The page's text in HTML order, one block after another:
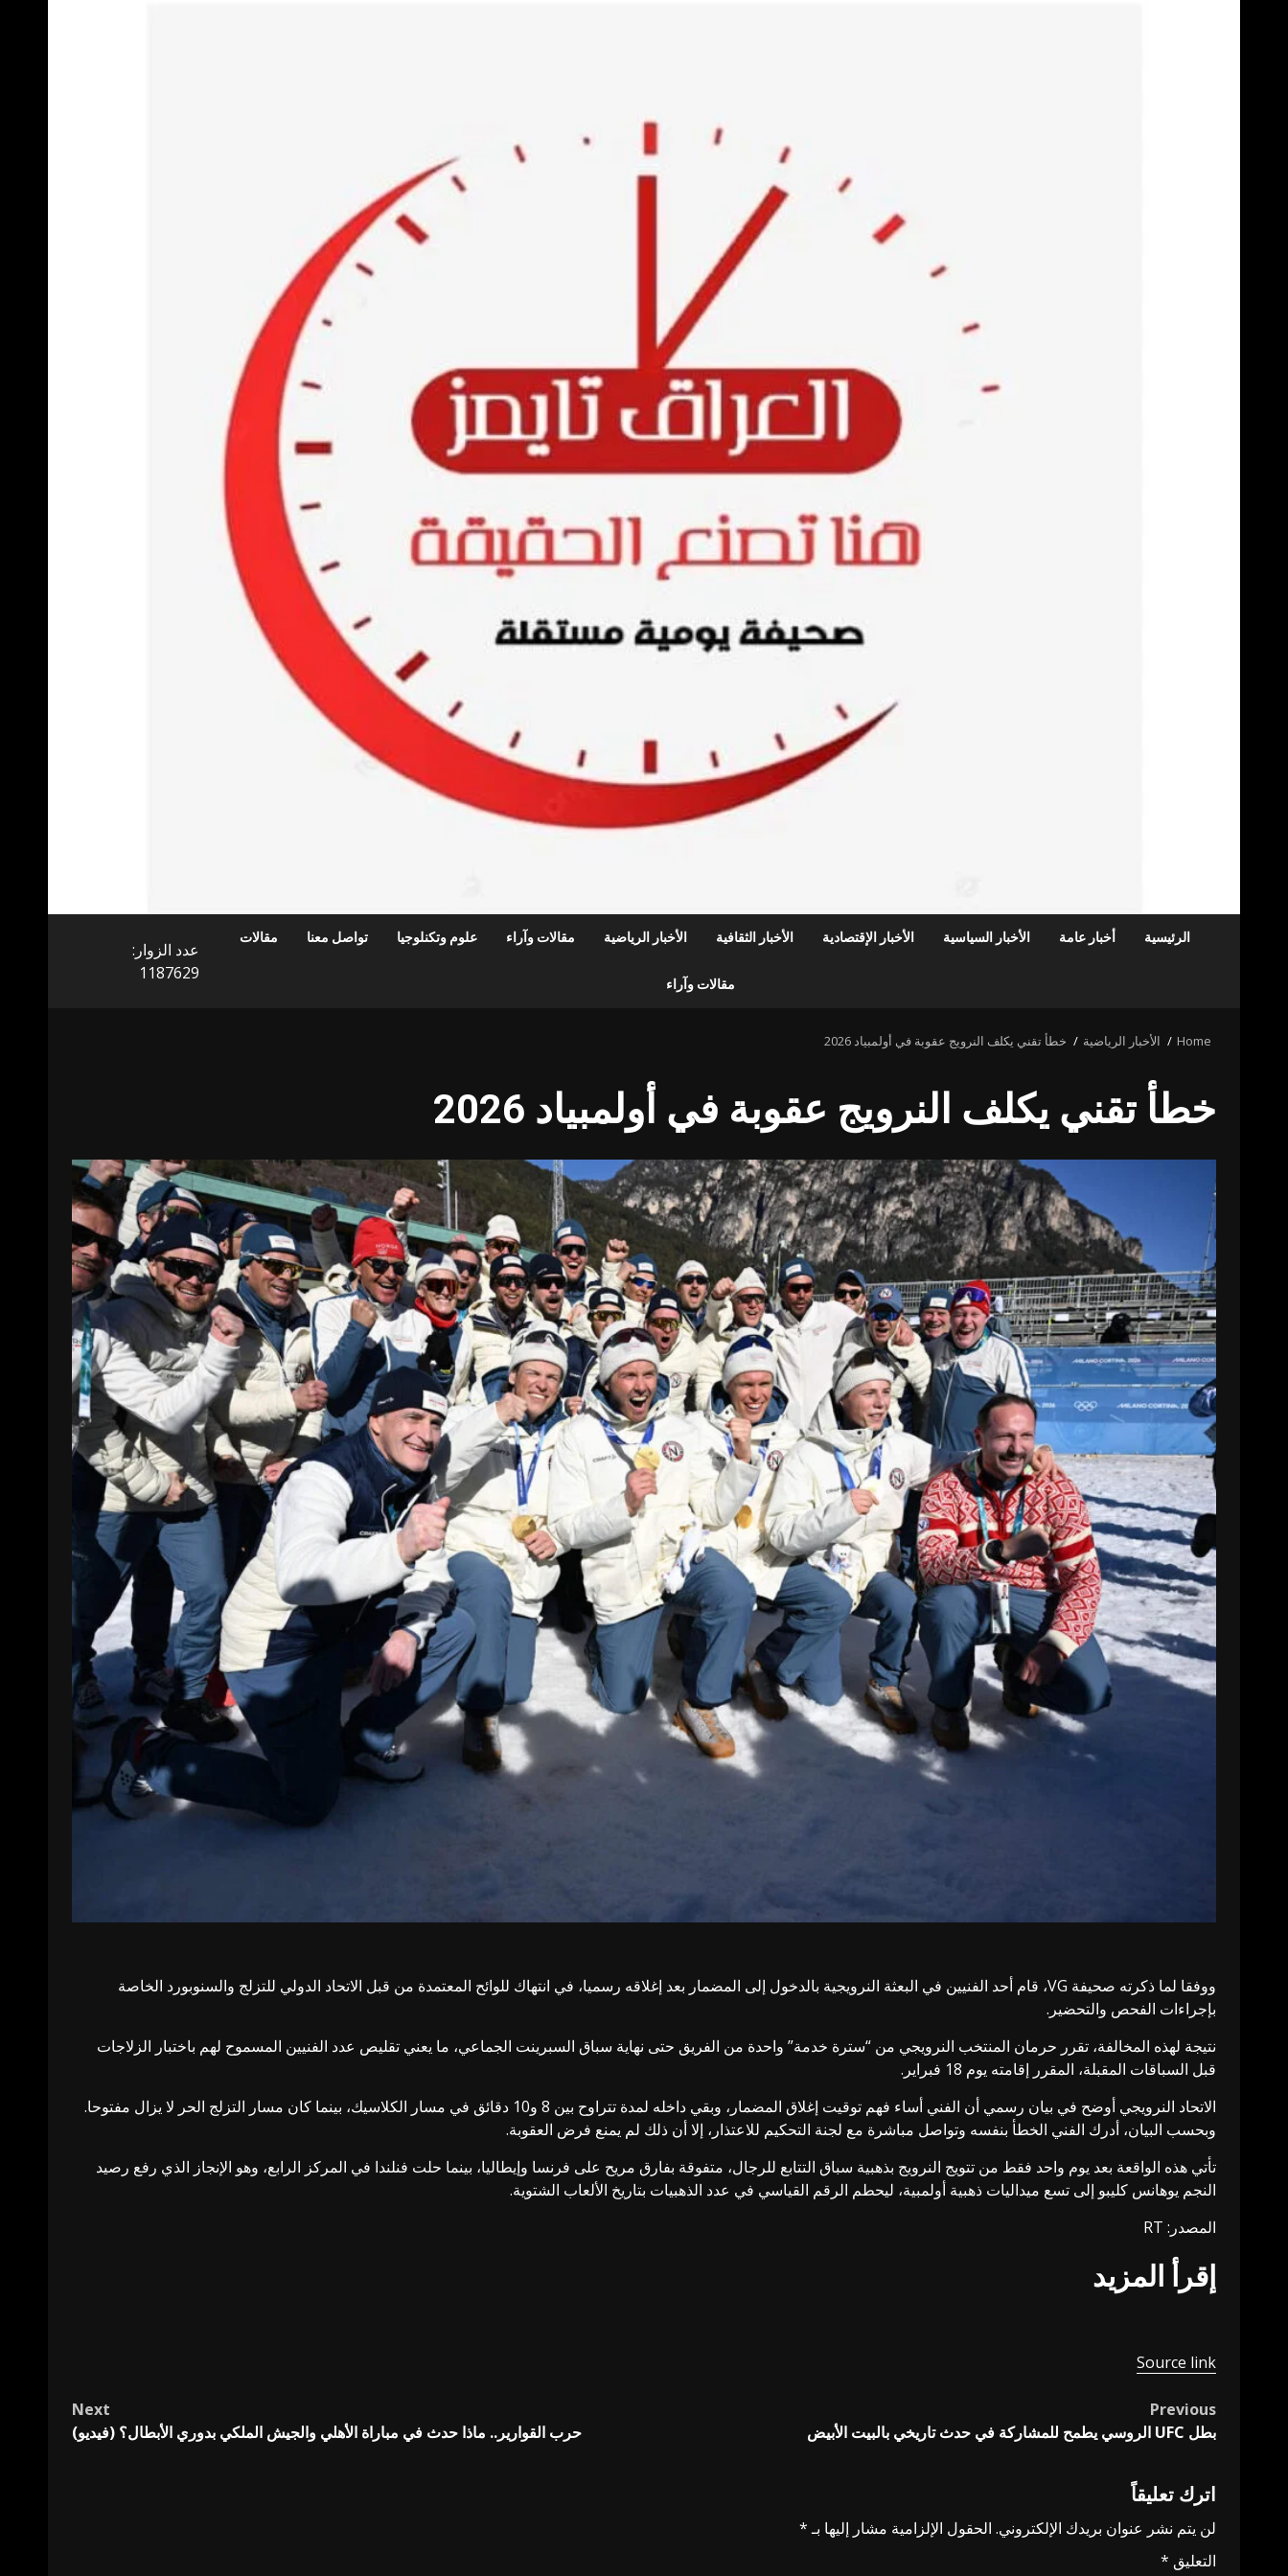
الرئيسية أخبار عامة الأخبار السياسية الأخبار الإقتصادية الأخبار الثقافية الأخبار الرياضية مقالات وآراء علوم وتكنلوجيا تواصل معنا مقالات
مقالات وآراء
عدد الزوار:
1187629
Home الأخبار الرياضية خطأ تقني يكلف النرويج عقوبة في أولمبياد 2026
خطأ تقني يكلف النرويج عقوبة في أولمبياد 2026
ووفقا لما ذكرته صحيفة VG، قام أحد الفنيين في البعثة النرويجية بالدخول إلى المضمار بعد إغلاقه رسميا، في انتهاك للوائح المعتمدة من قبل الاتحاد الدولي للتزلج والسنوبورد الخاصة
بإجراءات الفحص والتحضير.
نتيجة لهذه المخالفة، تقرر حرمان المنتخب النرويجي من “سترة خدمة” واحدة من الفريق حتى نهاية سباق السبرينت الجماعي، ما يعني تقليص عدد الفنيين المسموح لهم باختبار الزلاجات
قبل السباقات المقبلة، المقرر إقامته يوم 18 فبراير.
الاتحاد النرويجي أوضح في بيان رسمي أن الفني أساء فهم توقيت إغلاق المضمار، وبقي داخله لمدة تتراوح بين 8 و10 دقائق في مسار الكلاسيك، بينما كان مسار التزلج الحر لا يزال مفتوحا.
وبحسب البيان، أدرك الفني الخطأ بنفسه وتواصل مباشرة مع لجنة التحكيم للاعتذار، إلا أن ذلك لم يمنع فرض العقوبة.
تأتي هذه الواقعة بعد يوم واحد فقط من تتويج النرويج بذهبية سباق التتابع للرجال، متفوقة بفارق مريح على فرنسا وإيطاليا، بينما حلت فنلندا في المركز الرابع، وهو الإنجاز الذي رفع رصيد
النجم يوهانس كليبو إلى تسع ميداليات ذهبية أولمبية، ليحطم الرقم القياسي في عدد الذهبيات بتاريخ الألعاب الشتوية.
المصدر: RT
إقرأ المزيد
Source link
Post
navigation
Previous
بطل UFC الروسي يطمح للمشاركة في حدث تاريخي بالبيت الأبيض
Next
حرب القوارير.. ماذا حدث في مباراة الأهلي والجيش الملكي بدوري الأبطال؟ (فيديو)
اترك تعليقاً
لن يتم نشر عنوان بريدك الإلكتروني. الحقول الإلزامية مشار إليها بـ*
التعليق *